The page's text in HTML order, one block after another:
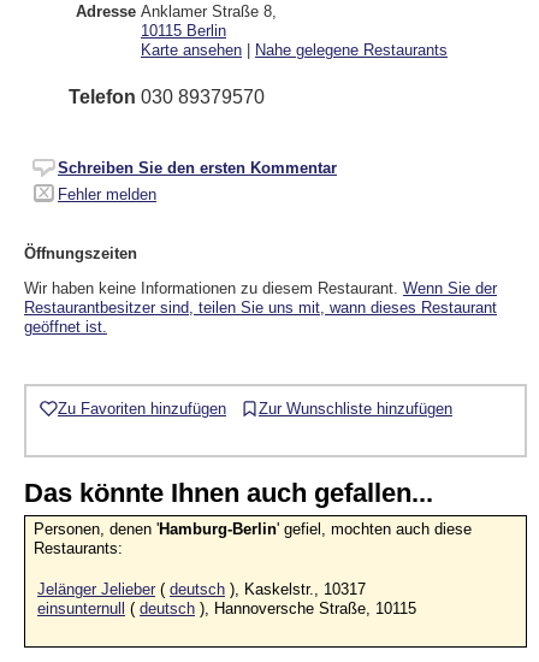
Adresse Anklamer Straße 8
10115 Berlin
Karte ansehen | Nahe gelegene Restaurants
Telefon 030 89379570
Schreiben Sie den ersten Kommentar
Fehler melden
Öffnungszeiten
Wir haben keine Informationen zu diesem Restaurant. Wenn Sie der
Restaurantbesitzer sind, teilen Sie uns mit, wann dieses Restaurant
geöffnet ist.
Zu Favoriten hinzufügen Zur Wunschliste hinzufügen
Das könnte Ihnen auch gefallen...
Personen, denen 'Hamburg-Berlin' gefiel, mochten auch diese
Restaurants:
Jelänger Jelieber ( deutsch ), Kaskelstr., 10317
einsunternull
( deutsch ), Hannoversche Straße, 10115